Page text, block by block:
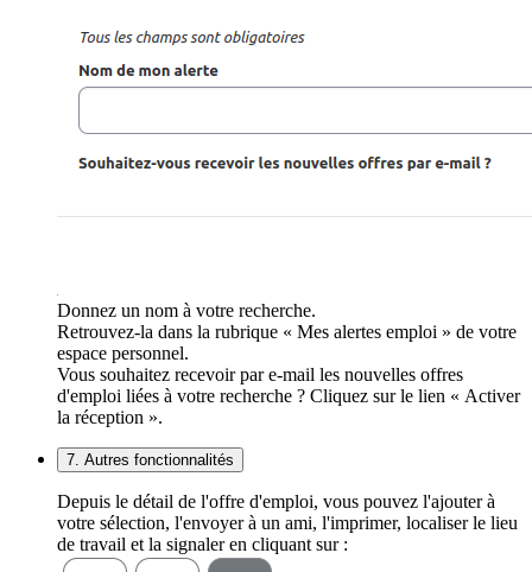
Donnez un nom à votre recherche.
Retrouvez-la dans la rubrique « Mes alertes emploi » de votre
espace personnel.
Vous souhaitez recevoir par e-mail les nouvelles offres
d'emploi liées à votre recherche ? Cliquez sur le lien « Activer
la réception ».
7. Autres fonctionnalités
Depuis le détail de l'offre d'emploi, vous pouvez l'ajouter à
votre sélection, l'envoyer à un ami, l'imprimer, localiser le lieu
de travail et la signaler en cliquant sur :